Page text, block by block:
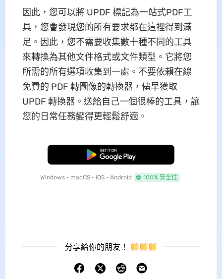
因此，您可以將 UPDF 標記為一站式PDF工
具，您會發現您的所有要求都在這裡得到滿
足。因此，您不需要收集數十種不同的工具
來轉換為其他文件格式或文件類型。它將您
所需的所有選項收集到一處。不要依賴在線
免費的 PDF 轉圖像的轉換器，儘早獲取
UPDF 轉換器。送給自己一個很棒的工具，讓
您的日常任務變得更輕鬆舒適。
免費下載
Windows • macOS • iOS • Android 100% 安全性
分享給你的朋友！